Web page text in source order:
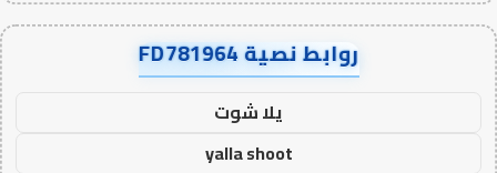
روابط نصية FD781964
يلا شوت
yalla shoot